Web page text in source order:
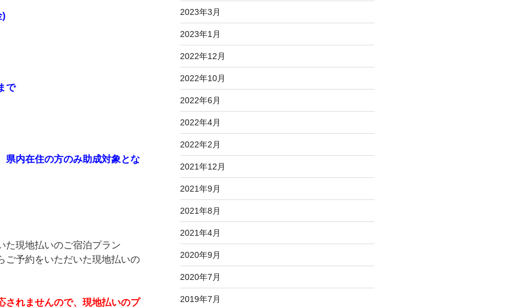
)
で
内在住の方のみ助成対象とな
た現地払いのご宿泊プラン
ご予約をいただいた現地払いの
れませんので、現地払いのプ
2023年3月
2023年1月
2022年12月
2022年10月
2022年6月
2022年4月
2022年2月
2021年12月
2021年9月
2021年8月
2021年4月
2020年9月
2020年7月
2019年7月